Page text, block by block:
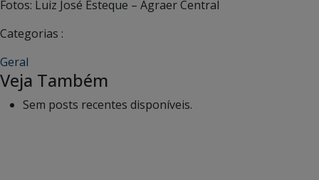
Fotos: Luiz José Esteque – Agraer Central
Categorias :
Geral
Veja Também
Sem posts recentes disponíveis.